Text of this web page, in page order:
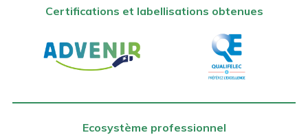
Certifications et labellisations obtenues
Ecosystème professionnel